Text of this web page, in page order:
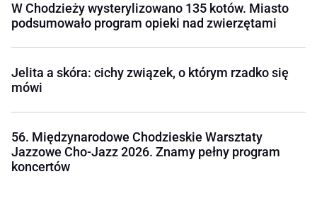
W Chodzieży wysterylizowano 135 kotów. Miasto
podsumowało program opieki nad zwierzętami
Jelita a skóra: cichy związek, o którym rzadko się
mówi
56. Międzynarodowe Chodzieskie Warsztaty
Jazzowe Cho-Jazz 2026. Znamy pełny program
koncertów